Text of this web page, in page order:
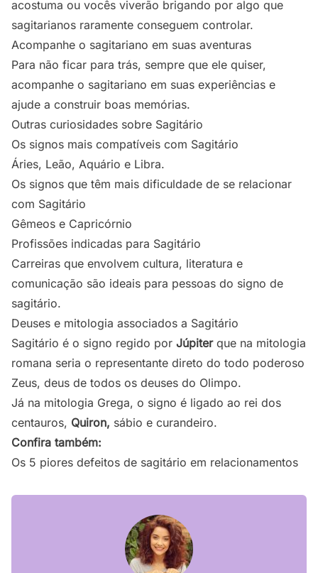
acostuma ou vocês viverão brigando por algo que
sagitarianos raramente conseguem controlar.
Acompanhe o sagitariano em suas aventuras
Para não ficar para trás, sempre que ele quiser,
acompanhe o sagitariano em suas experiências e
ajude a construir boas memórias.
Outras curiosidades sobre Sagitário
Os signos mais compatíveis com Sagitário
Áries, Leão, Aquário e Libra.
Os signos que têm mais dificuldade de se relacionar
com Sagitário
Gêmeos e Capricórnio
Profissões indicadas para Sagitário
Carreiras que envolvem cultura, literatura e
comunicação são ideais para pessoas do signo de
sagitário.
Deuses e mitologia associados a Sagitário
Sagitário é o signo regido por Júpiterque na mitologia
romana seria o representante direto do todo poderoso
Zeus, deus de todos os deuses do Olimpo.
Já na mitologia Grega, o signo é ligado ao rei dos
centauros, Quiron, sábio e curandeiro.
Confira também:
Os 5 piores defeitos de sagitário em relacionamentos